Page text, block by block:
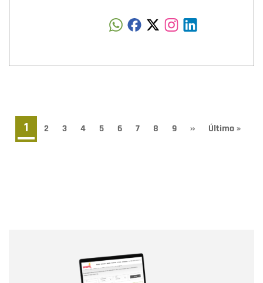
Paginación
Página
actual
1 Page
2 Page
3 Page
4 Page
5 Page
6 Page
7 Page
8 Page
9
Siguiente
››
Última
Último »